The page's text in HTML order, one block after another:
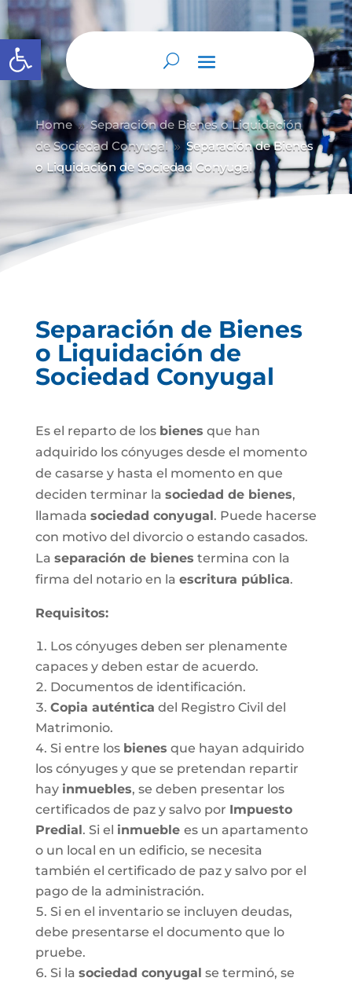
Abrir barra de herramientas
Home 9 Separación de Bienes o Liquidación
de Sociedad Conyugal 9 Separación de Bienes
o Liquidación de Sociedad Conyugal
Separación de Bienes
o Liquidación de
Sociedad Conyugal
Es el reparto de los bienes que han
adquirido los cónyuges desde el momento
de casarse y hasta el momento en que
deciden terminar la sociedad de bienes,
llamada sociedad conyugal. Puede hacerse
con motivo del divorcio o estando casados.
La separación de bienes termina con la
firma del notario en la escritura pública.
Requisitos:
Los cónyuges deben ser plenamente
capaces y deben estar de acuerdo.
Documentos de identificación.
Copia auténtica del Registro Civil del
Matrimonio.
Si entre los bienes que hayan adquirido
los cónyuges y que se pretendan repartir
hay inmuebles, se deben presentar los
certificados de paz y salvo por Impuesto
Predial. Si el inmueble es un apartamento
o un local en un edificio, se necesita
también el certificado de paz y salvo por el
pago de la administración.
Si en el inventario se incluyen deudas,
debe presentarse el documento que lo
pruebe.
Si la sociedad conyugal se terminó, se